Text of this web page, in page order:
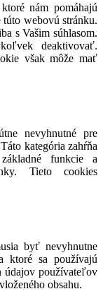
nám pomáhajú
webovú stránku.
s Vašim súhlasom.
deaktivovať.
však môže mať
nevyhnutné pre
kategória zahŕňa
funkcie a
Tieto cookies
byť nevyhnutne
ktoré sa používajú
údajov používateľov
obsahu.